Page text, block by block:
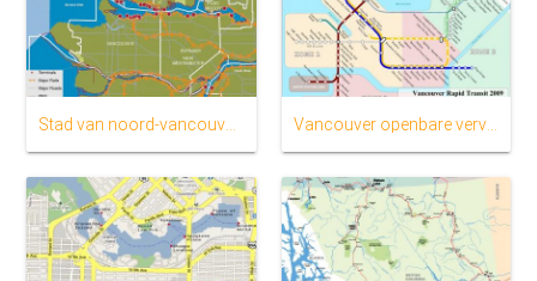
Vancouver openbare vervoer kaart